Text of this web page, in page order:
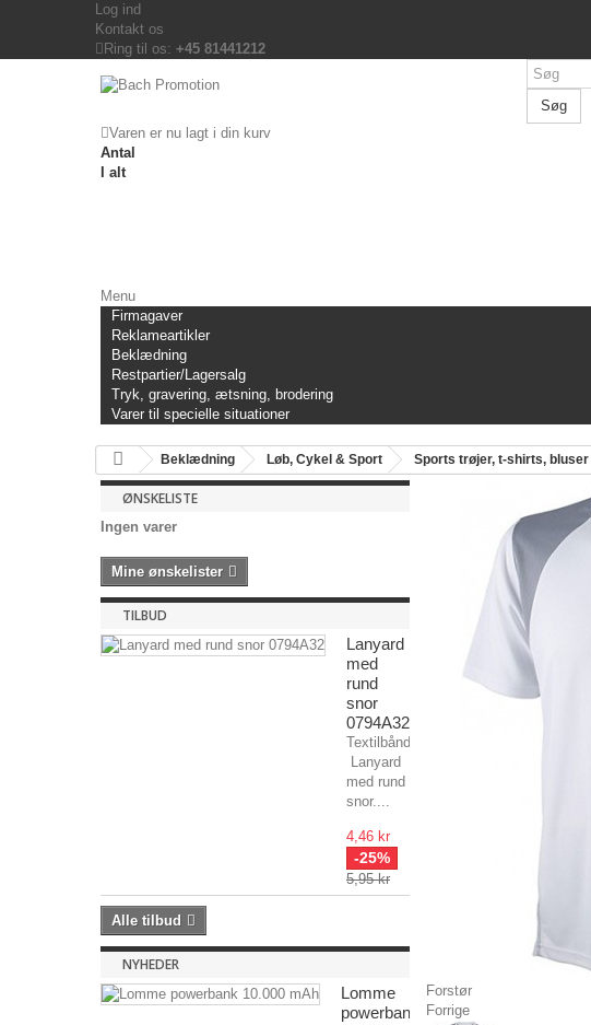
Log ind
Kontakt os
Ring til os: +45 81441212
Søg
Varen er nu lagt i din kurv
Antal
I alt
Menu
Firmagaver
Reklameartikler
Beklædning
Restpartier/Lagersalg
Tryk, gravering, ætsning, brodering
Varer til specielle situationer
Beklædning Løb, Cykel & Sport Sports trøjer, t-shirts, bluser
ØNSKELISTE
Ingen varer
Mine ønskelister
TILBUD
Lanyard
med
rund
snor
0794A32
Textilbånd
Lanyard
med rund
snor....
4,46 kr
-25%
5,95 kr
Alle tilbud
NYHEDER
Lomme
powerbank
Forstør
Forrige